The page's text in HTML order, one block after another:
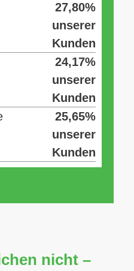
27,80%
unserer
Kunden
24,17%
unserer
Kunden
25,65%
unserer
Kunden
nicht –